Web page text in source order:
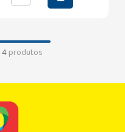
4produtos